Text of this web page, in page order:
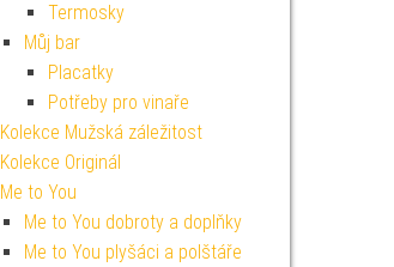
Termosky
Můj bar
Placatky
Potřeby pro vinaře
Kolekce Mužská záležitost
Kolekce Originál
Me to You
Me to You dobroty a doplňky
Me to You plyšáci a polštáře